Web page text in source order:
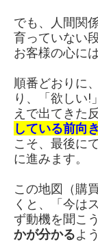
でも、人間関
育っていない
お客様の心に
順番どおりに
り、「欲しい!
えで出てきた
している前向
こそ、最後に
に進みます。
この地図（購
くと、「今は
ず動機を聞こ
かが分かるよ